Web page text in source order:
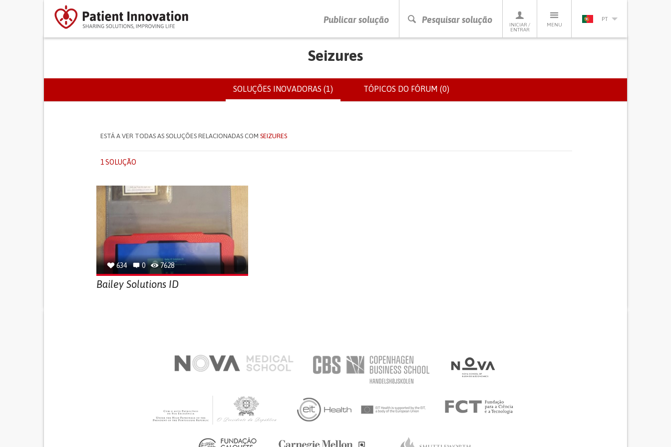
Publicar solução Pesquisar solução
INICIAR /
ENTRAR
MENU
PT
PRESSIONE ENTER PARA PESQUISAR
Seizures
SEPARADORES PRIMÁRIOSSOLUÇÕES INOVADORAS (1) (SEPARADOR
ATIVO)
TÓPICOS DO FÓRUM (0)
ESTÁ A VER TODAS AS SOLUÇÕES RELACIONADAS COM SEIZURES
1 SOLUÇÃO
634 0 7628
Bailey Solutions ID